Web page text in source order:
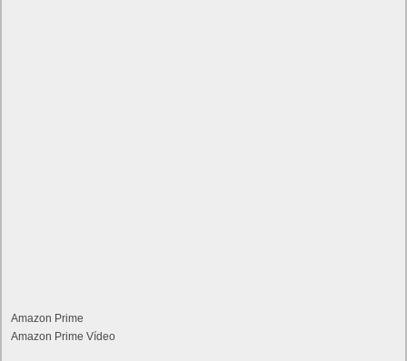
Amazon Prime
Amazon Prime Vídeo